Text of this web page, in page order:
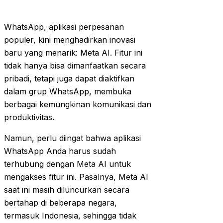
WhatsApp, aplikasi perpesanan
populer, kini menghadirkan inovasi
baru yang menarik: Meta AI. Fitur ini
tidak hanya bisa dimanfaatkan secara
pribadi, tetapi juga dapat diaktifkan
dalam grup WhatsApp, membuka
berbagai kemungkinan komunikasi dan
produktivitas.
Namun, perlu diingat bahwa aplikasi
WhatsApp Anda harus sudah
terhubung dengan Meta AI untuk
mengakses fitur ini. Pasalnya, Meta AI
saat ini masih diluncurkan secara
bertahap di beberapa negara,
termasuk Indonesia, sehingga tidak